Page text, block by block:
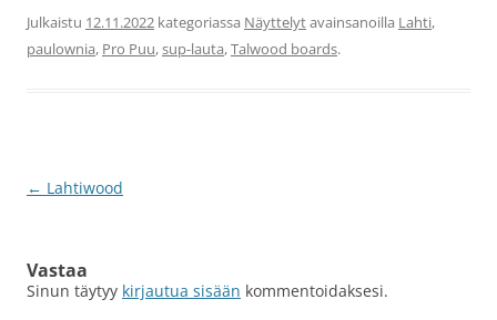
Julkaistu 12.11.2022 kategoriassa Näyttelytavainsanoilla Lahti,
paulownia, Pro Puu,sup-lauta,Talwood boards.
Artikkelien
← Lahtiwood
Vastaa
Sinun täytyy kirjautua sisään kommentoidaksesi.